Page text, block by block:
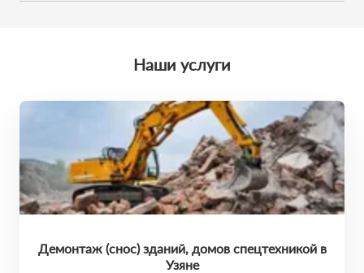
Наши услуги
Демонтаж (снос) зданий, домов спецтехникой в
Узяне